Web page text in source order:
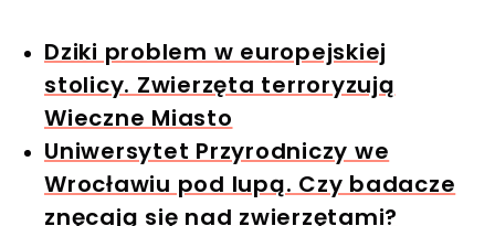
Dziki problem w europejskiej
stolicy. Zwierzęta terroryzują
Wieczne Miasto
Uniwersytet Przyrodniczy we
Wrocławiu pod lupą. Czy badacze
znęcają się nad zwierzętami?